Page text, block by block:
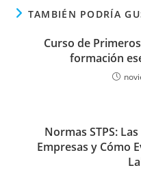
TAMBIÉN PODRÍA
Curso de
formación
Normas STPS:
Empresas y Cómo